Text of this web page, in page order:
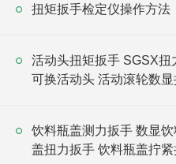
扭矩扳手检定仪操作方法
活动头扭矩扳手 SGSX扭
可换活动头 活动滚轮数显
饮料瓶盖测力扳手 数显饮
盖扭力扳手 饮料瓶盖拧紧